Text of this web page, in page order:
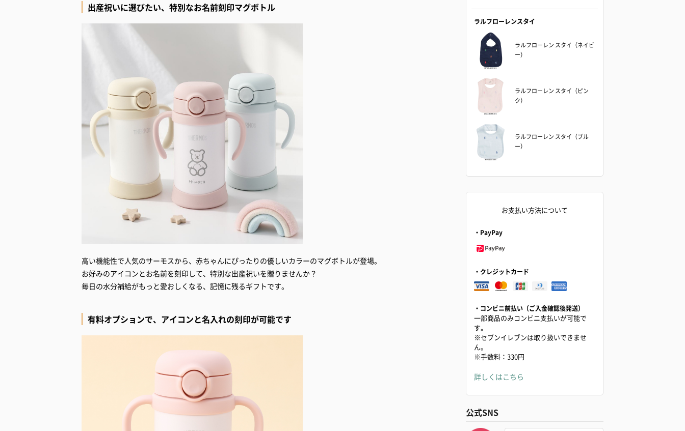
出産祝いに選びたい、特別なお名前刻印マグボトル
高い機能性で人気のサーモスから、赤ちゃんにぴったりの優しいカラーのマグボトルが登場。
お好みのアイコンとお名前を刻印して、特別な出産祝いを贈りませんか？
毎日の水分補給がもっと愛おしくなる、記憶に残るギフトです。
有料オプションで、アイコンと名入れの刻印が可能です
ラルフローレンスタイ
ラルフローレン スタイ（ネイビ
ー）
ラルフローレン スタイ（ピン
ク）
ラルフローレン スタイ（ブル
ー）
お支払い方法について
・PayPay
・クレジットカード
・コンビニ前払い（ご入金確認後発送）
一部商品のみコンビニ支払いが可能で
す。
※セブンイレブンは取り扱いできませ
ん。
※手数料：330円
詳しくはこちら
公式SNS